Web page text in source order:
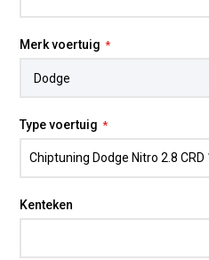
Merk voertuig
Type voertuig
Kenteken